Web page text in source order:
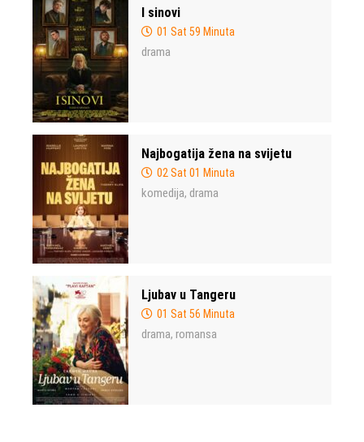
I sinovi
01 Sat 59 Minuta
drama
Najbogatija žena na svijetu
02 Sat 01 Minuta
komedija, drama
Ljubav u Tangeru
01 Sat 56 Minuta
drama, romansa